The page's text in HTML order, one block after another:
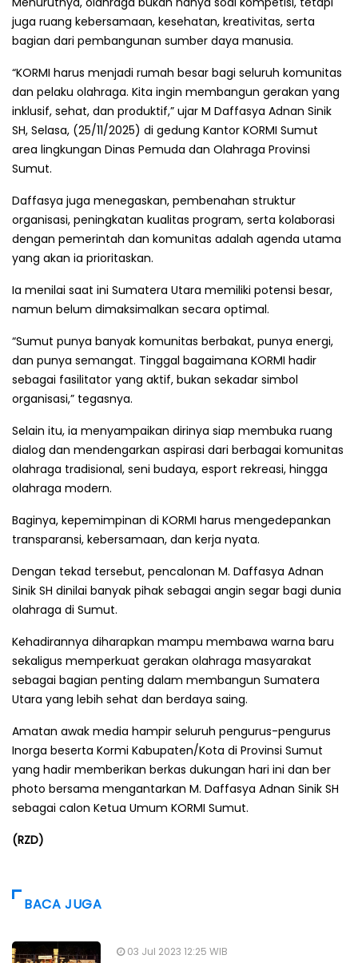
juga ruang kebersamaan, kesehatan, kreativitas, serta
bagian dari pembangunan sumber daya manusia.
“KORMI harus menjadi rumah besar bagi seluruh komunitas
dan pelaku olahraga. Kita ingin membangun gerakan yang
inklusif, sehat, dan produktif,” ujar M Daffasya Adnan Sinik
SH, Selasa, (25/11/2025) di gedung Kantor KORMI Sumut
area lingkungan Dinas Pemuda dan Olahraga Provinsi
Sumut.
Daffasya juga menegaskan, pembenahan struktur
organisasi, peningkatan kualitas program, serta kolaborasi
dengan pemerintah dan komunitas adalah agenda utama
yang akan ia prioritaskan.
Ia menilai saat ini Sumatera Utara memiliki potensi besar,
namun belum dimaksimalkan secara optimal.
“Sumut punya banyak komunitas berbakat, punya energi,
dan punya semangat. Tinggal bagaimana KORMI hadir
sebagai fasilitator yang aktif, bukan sekadar simbol
organisasi,” tegasnya.
Selain itu, ia menyampaikan dirinya siap membuka ruang
dialog dan mendengarkan aspirasi dari berbagai komunitas
olahraga tradisional, seni budaya, esport rekreasi, hingga
olahraga modern.
Baginya, kepemimpinan di KORMI harus mengedepankan
transparansi, kebersamaan, dan kerja nyata.
Dengan tekad tersebut, pencalonan M. Daffasya Adnan
Sinik SH dinilai banyak pihak sebagai angin segar bagi dunia
olahraga di Sumut.
Kehadirannya diharapkan mampu membawa warna baru
sekaligus memperkuat gerakan olahraga masyarakat
sebagai bagian penting dalam membangun Sumatera
Utara yang lebih sehat dan berdaya saing.
Amatan awak media hampir seluruh pengurus-pengurus
Inorga beserta Kormi Kabupaten/Kota di Provinsi Sumut
yang hadir memberikan berkas dukungan hari ini dan ber
photo bersama mengantarkan M. Daffasya Adnan Sinik SH
sebagai calon Ketua Umum KORMI Sumut.
(RZD)
BACA JUGA
03 Jul 2023 12:25 WIB